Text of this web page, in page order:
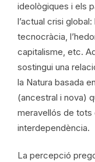
ideològiques i els
l’actual crisi
tecnocràcia,
capitalisme, etc.
sostingui una
la Natura basada
(ancestral i nova)
meravellós de tots
interdependència.
La percepció